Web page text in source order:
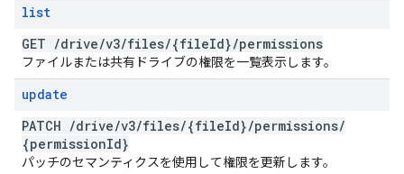
list
GET /drive/v3/files/{fileId}/permissions
ファイルまたは共有ドライブの権限を一覧表示します。
update
PATCH /drive/v3/files/{fileId}/permissions/
{permissionId}
パッチのセマンティクスを使用して権限を更新します。